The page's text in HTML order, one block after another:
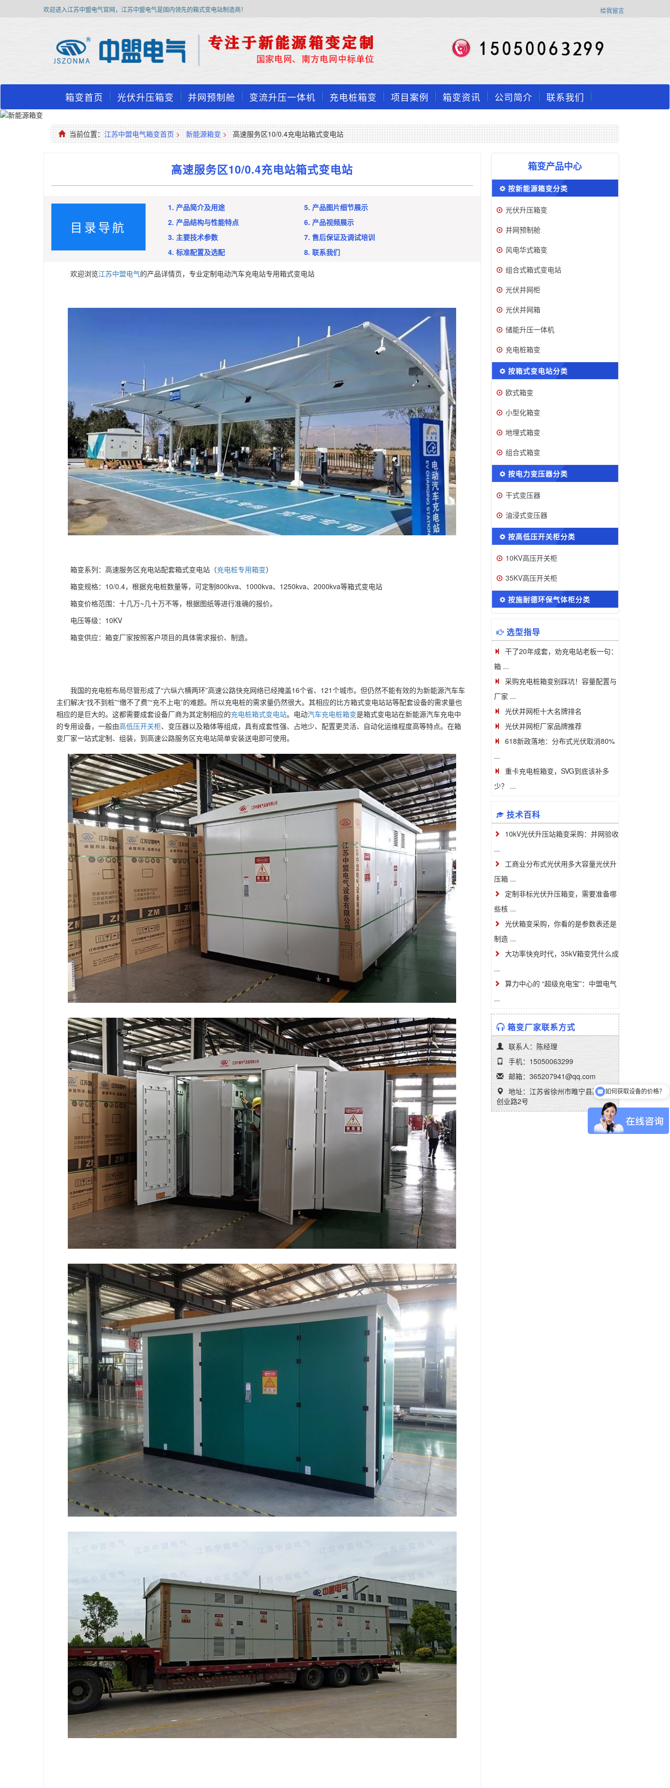
欢迎进入江苏中盟电气官网，江苏中盟电气是国内领先的箱式变电站制造商！ 给我留言
箱变首页 光伏升压箱变 并网预制舱 变流升压一体机 充电桩箱变 项目案例 箱变资讯 公司简介 联系我们
当前位置：江苏中盟电气箱变首页 > 新能源箱变 > 高速服务区10/0.4充电站箱式变电站
高速服务区10/0.4充电站箱式变电站
目录导航
1. 产品简介及用途
2. 产品结构与性能特点
3. 主要技术参数
4. 标准配置及选配
5. 产品图片细节展示
6. 产品视频展示
7. 售后保证及调试培训
8. 联系我们
欢迎浏览江苏中盟电气的产品详情页，专业定制电动汽车充电站专用箱式变电站
箱变系列：高速服务区充电站配套箱式变电站（充电桩专用箱变）
箱变规格：10/0.4，根据充电桩数量等，可定制800kva、1000kva、1250kva、2000kva等箱式变电站
箱变价格范围：十几万~几十万不等，根据图纸等进行准确的报价。
电压等级：10KV
箱变供应：箱变厂家按照客户项目的具体需求报价、制造。
我国的充电桩布局尽管形成了“六纵六横两环”高速公路快充网络已经掩盖16个省、121个城市。但仍然不能有效的为新能源汽车车
主们解决“找不到桩”“缴不了费”“充不上电”的难题。所以充电桩的需求量仍然很大。其相应的比方箱式变电站站等配套设备的需求量也
相应的是巨大的。这都需要成套设备厂商为其定制相应的充电桩箱式变电站。电动汽车充电桩箱变是箱式变电站在新能源汽车充电中
的专用设备，一般由高低压开关柜、变压器以及箱体等组成，具有成套性强、占地少、配置更灵活、自动化运维程度高等特点。在箱
变厂家一站式定制、组装，到高速公路服务区充电站简单安装送电即可使用。
箱变产品中心
按新能源箱变分类
光伏升压箱变
并网预制舱
风电华式箱变
组合式箱式变电站
光伏并网柜
光伏并网箱
储能升压一体机
充电桩箱变
按箱式变电站分类
欧式箱变
小型化箱变
地埋式箱变
组合式箱变
按电力变压器分类
干式变压器
油浸式变压器
按高低压开关柜分类
10KV高压开关柜
35KV高压开关柜
按施耐德环保气体柜分类
选型指导
干了20年成套，劝充电站老板一句：
箱 ...
采购充电桩箱变别踩坑！容量配置与
厂家 ...
光伏并网柜十大名牌排名
光伏并网柜厂家品牌推荐
618新政落地：分布式光伏取消80%
...
重卡充电桩箱变，SVG到底该补多
少？ ...
技术百科
10kV光伏升压站箱变采购：并网验收
...
工商业分布式光伏用多大容量光伏升
压箱 ...
定制非标光伏升压箱变，需要准备哪
些核 ...
光伏箱变采购，你看的是参数表还是
制造 ...
大功率快充时代，35kV箱变凭什么成
...
算力中心的 “超级充电宝”：中盟电气
...
箱变厂家联系方式
联系人：陈经理
手机：15050063299
邮箱：365207941@qq.com
地址：江苏省徐州市睢宁县高新区
创业路2号
可以介绍下你们的产品么